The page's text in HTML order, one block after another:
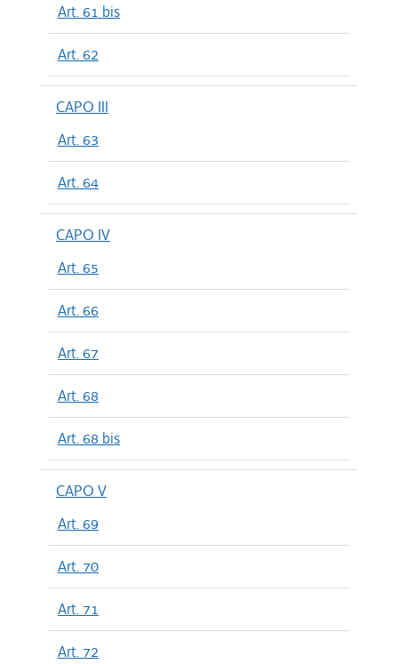
Art. 61 bis
Art. 62
CAPO III
Art. 63
Art. 64
CAPO IV
Art. 65
Art. 66
Art. 67
Art. 68
Art. 68 bis
CAPO V
Art. 69
Art. 70
Art. 71
Art. 72